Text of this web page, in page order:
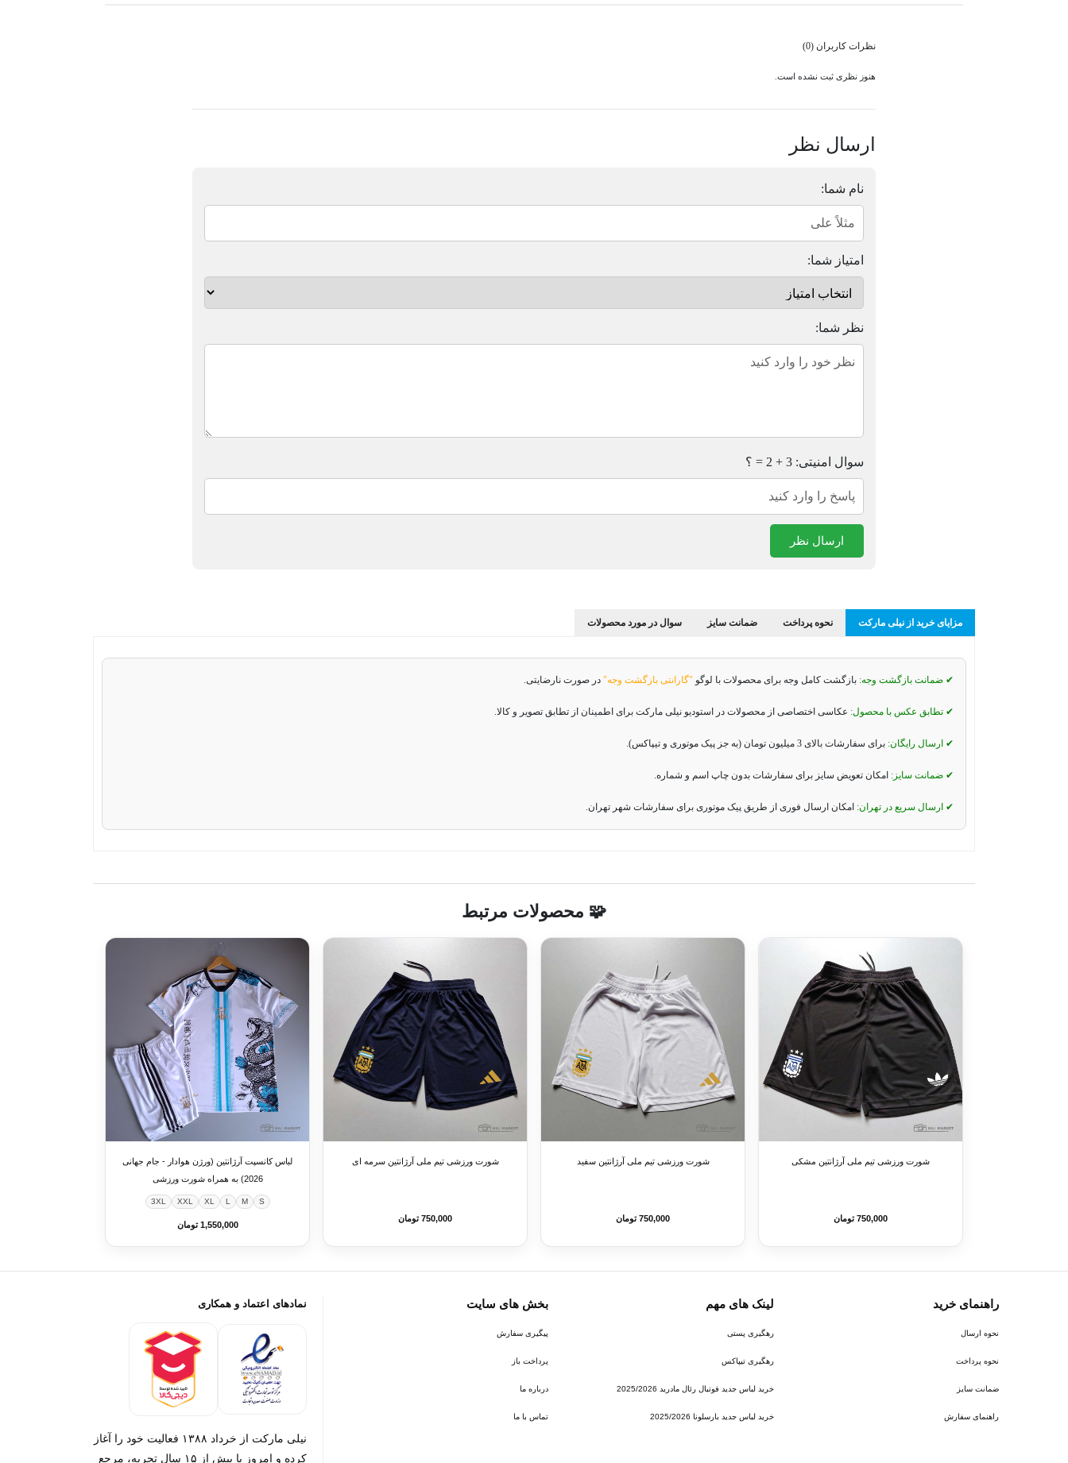
نظرات کاربران (0)
هنوز نظری ثبت نشده است.
ارسال نظر
نام شما:
امتیاز شما:
نظر شما:
سوال امنیتی: 3 + 2 = ؟
ارسال نظر
مزایای خرید از نیلی مارکت نحوه پرداخت ضمانت سایز سوال در مورد محصولات
✔ ضمانت بازگشت وجه: بازگشت کامل وجه برای محصولات با لوگو "گارانتی بازگشت وجه" در صورت نارضایتی.
✔ تطابق عکس با محصول: عکاسی اختصاصی از محصولات در استودیو نیلی مارکت برای اطمینان از تطابق تصویر و کالا.
✔ ارسال رایگان: برای سفارشات بالای 3 میلیون تومان (به جز پیک موتوری و تیپاکس).
✔ ضمانت سایز: امکان تعویض سایز برای سفارشات بدون چاپ اسم و شماره.
✔ ارسال سریع در تهران: امکان ارسال فوری از طریق پیک موتوری برای سفارشات شهر تهران.
🧩 محصولات مرتبط
شورت ورزشی تیم ملی آرژانتین مشکی
750,000 تومان
شورت ورزشی تیم ملی آرژانتین سفید
750,000 تومان
شورت ورزشی تیم ملی آرژانتین سرمه ای
750,000 تومان
لباس کانسپت آرژانتین (ورژن هوادار - جام جهانی
2026) به همراه شورت ورزشی
S
M
L
XL
XXL
3XL
1,550,000 تومان
راهنمای خرید
نحوه ارسال
نحوه پرداخت
ضمانت سایز
راهنمای سفارش
لینک های مهم
رهگیری پستی
رهگیری تیپاکس
خرید لباس جدید فوتبال رئال مادرید 2025/2026
خرید لباس جدید بارسلونا 2025/2026
بخش های سایت
پیگیری سفارش
پرداخت باز
درباره ما
تماس با ما
نمادهای اعتماد و همکاری
نیلی مارکت از خرداد ۱۳۸۸ فعالیت خود را آغاز
کرده و امروز با بیش از ۱۵ سال تجربه، مرجع